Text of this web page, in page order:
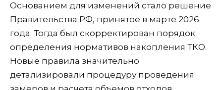
Основанием для изменений стало решение
Правительства РФ, принятое в марте 2026
года. Тогда был скорректирован порядок
определения нормативов накопления ТКО.
Новые правила значительно
детализировали процедуру проведения